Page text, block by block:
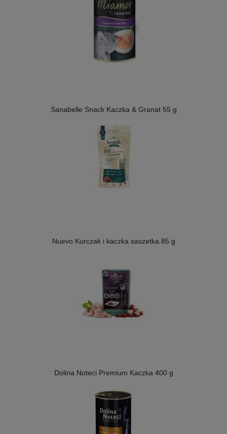
Sanabelle Snack Kaczka & Granat 55 g
Nuevo Kurczak i kaczka saszetka 85 g
Dolina Noteci Premium Kaczka 400 g